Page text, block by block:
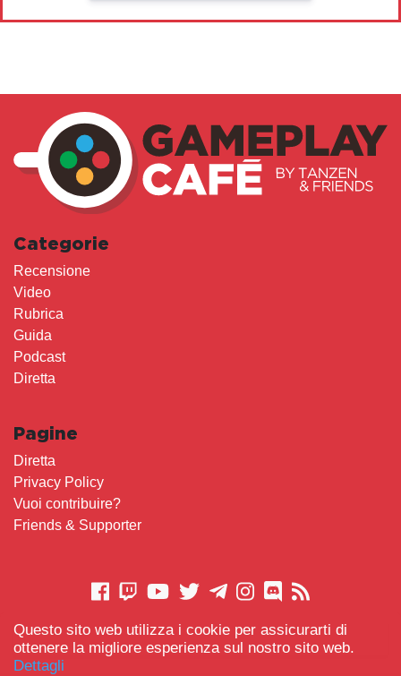
Questo sito web utilizza i cookie per assicurarti di
ottenere la migliore esperienza sul nostro sito web.
Dettagli
Categorie
Recensione
Video
Rubrica
Guida
Podcast
Diretta
Pagine
Diretta
Privacy Policy
Vuoi contribuire?
Friends & Supporter
CONTATTACI